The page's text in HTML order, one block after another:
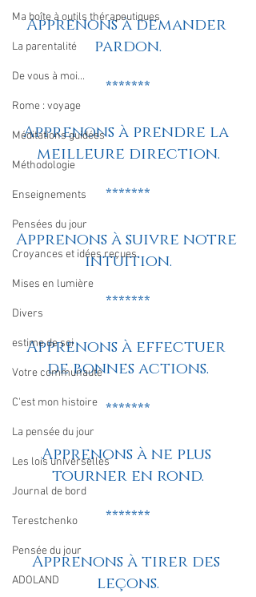
Ma boîte à outils thérapeutiques
La parentalité
De vous à moi...
Rome : voyage
Méditations guidées
Méthodologie
Enseignements
Pensées du jour
Croyances et idées reçues
Mises en lumière
Divers
estime de soi
Votre communauté
C'est mon histoire
La pensée du jour
Les lois universelles
Journal de bord
Terestchenko
Pensée du jour
ADOLAND
Apprenons à demander
pardon.
*******
Apprenons à prendre la
meilleure direction.
*******
Apprenons à suivre notre
intuition.
*******
Apprenons à effectuer
de bonnes actions.
*******
Apprenons à ne plus
tourner en rond.
*******
Apprenons à tirer des
leçons.